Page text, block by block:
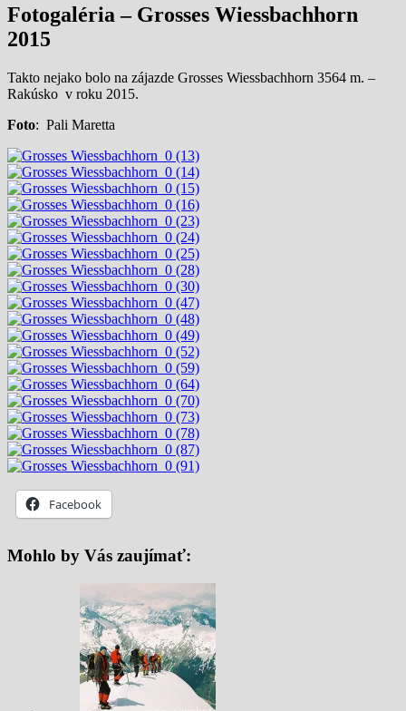
Fotogaléria – Grosses Wiessbachhorn
2015
Takto nejako bolo na zájazde Grosses Wiessbachhorn 3564 m. –
Rakúsko v roku 2015.
Foto: Pali Maretta
Facebook
Mohlo by Vás zaujímať: